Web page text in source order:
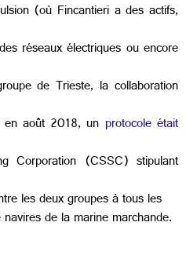
(où Fincantieri a des actifs,
réseaux électriques ou encore
de Trieste, la collaboration
en août 2018, un protocole était
Corporation (CSSC) stipulant
les deux groupes à tous les
de la marine marchande.